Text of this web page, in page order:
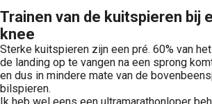
Trainen van de kuitspieren bij
knee
Sterke kuitspieren zijn een pré. 60% van
de landing op te vangen na een sprong
en dus in mindere mate van de
bilspieren.